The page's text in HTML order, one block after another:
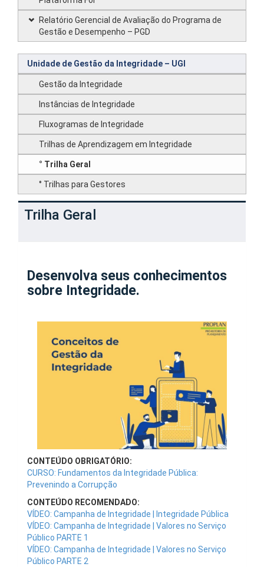
Relatório Gerencial de Avaliação do Programa de
Gestão e Desempenho – PGD
Unidade de Gestão da Integridade – UGI
Gestão da Integridade
Instâncias de Integridade
Fluxogramas de Integridade
Trilhas de Aprendizagem em Integridade
° Trilha Geral
° Trilhas para Gestores
Trilha Geral
Desenvolva seus conhecimentos
sobre Integridade.
CONTEÚDO OBRIGATÓRIO:
CURSO: Fundamentos da Integridade Pública:
Prevenindo a Corrupção
CONTEÚDO RECOMENDADO:
VÍDEO: Campanha de Integridade | Integridade Pública
VÍDEO: Campanha de Integridade | Valores no Serviço
Público PARTE 1
VÍDEO: Campanha de Integridade | Valores no Serviço
Público PARTE 2